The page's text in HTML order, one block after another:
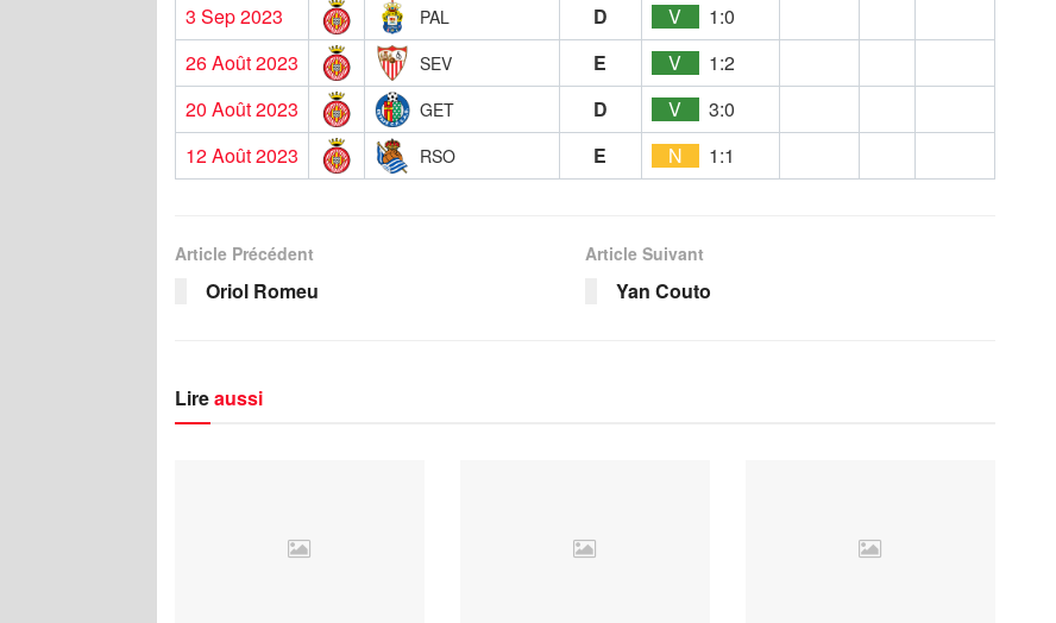
3 Sep 2023
PAL D V
1:0
26 Août 2023
SEV E V
1:2
20 Août 2023
GET D V
3:0
12 Août 2023
RSO E N 1:1
Article Précédent
Oriol Romeu
Article Suivant
Yan Couto
Lireaussi